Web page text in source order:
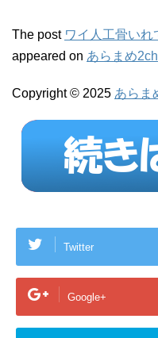
The post ワイ人工骨いれ
appeared on あらまめ2ch
Copyright © 2025 あらま
Twitter
Google+